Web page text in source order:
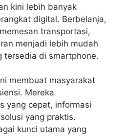
kini lebih banyak
digital. Berbelanja,
transportasi,
menjadi lebih mudah
tersedia di smartphone.
membuat masyarakat
Mereka
yang cepat, informasi
yang praktis.
kunci utama yang